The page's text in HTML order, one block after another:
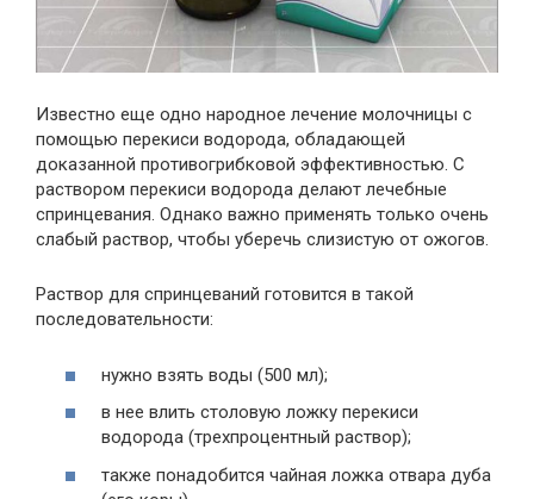
Известно еще одно народное лечение молочницы с
помощью перекиси водорода, обладающей
доказанной противогрибковой эффективностью. С
раствором перекиси водорода делают лечебные
спринцевания. Однако важно применять только очень
слабый раствор, чтобы уберечь слизистую от ожогов.
Раствор для спринцеваний готовится в такой
последовательности:
нужно взять воды (500 мл);
в нее влить столовую ложку перекиси
водорода (трехпроцентный раствор);
также понадобится чайная ложка отвара дуба